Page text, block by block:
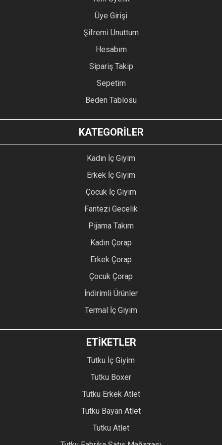
Üye Girişi
Şifremi Unuttum
Hesabım
Sipariş Takip
Sepetim
Beden Tablosu
KATEGORİLER
Kadın İç Giyim
Erkek İç Giyim
Çocuk İç Giyim
Fantezi Gecelik
Pijama Takım
Kadın Çorap
Erkek Çorap
Çocuk Çorap
İndirimli Ürünler
Termal İç Giyim
ETİKETLER
Tutku İç Giyim
Tutku Boxer
Tutku Erkek Atlet
Tutku Bayan Atlet
Tutku Atlet